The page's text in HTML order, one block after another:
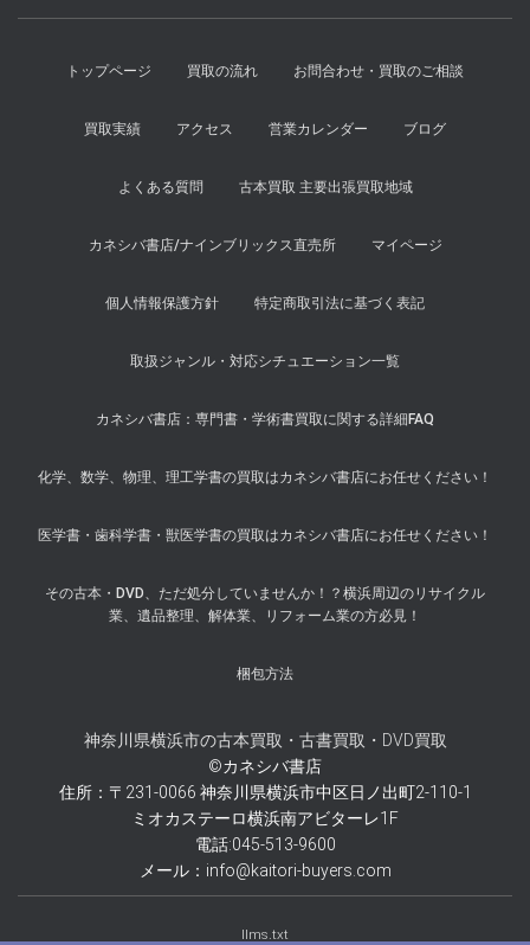
トップページ 買取の流れ お問合わせ・買取のご相談
買取実績 アクセス 営業カレンダー ブログ
よくある質問 古本買取 主要出張買取地域
カネシバ書店/ナインブリックス直売所 マイページ
個人情報保護方針 特定商取引法に基づく表記
取扱ジャンル・対応シチュエーション一覧
カネシバ書店：専門書・学術書買取に関する詳細FAQ
化学、数学、物理、理工学書の買取はカネシバ書店にお任せください！
医学書・歯科学書・獣医学書の買取はカネシバ書店にお任せください！
その古本・DVD、ただ処分していませんか！？横浜周辺のリサイクル
業、遺品整理、解体業、リフォーム業の方必見！
梱包方法
神奈川県横浜市の古本買取・古書買取・DVD買取
©カネシバ書店
住所：〒231-0066 神奈川県横浜市中区日ノ出町2-110-1
ミオカステーロ横浜南アビターレ1F
電話:045-513-9600
メール：info@kaitori-buyers.com
llms.txt